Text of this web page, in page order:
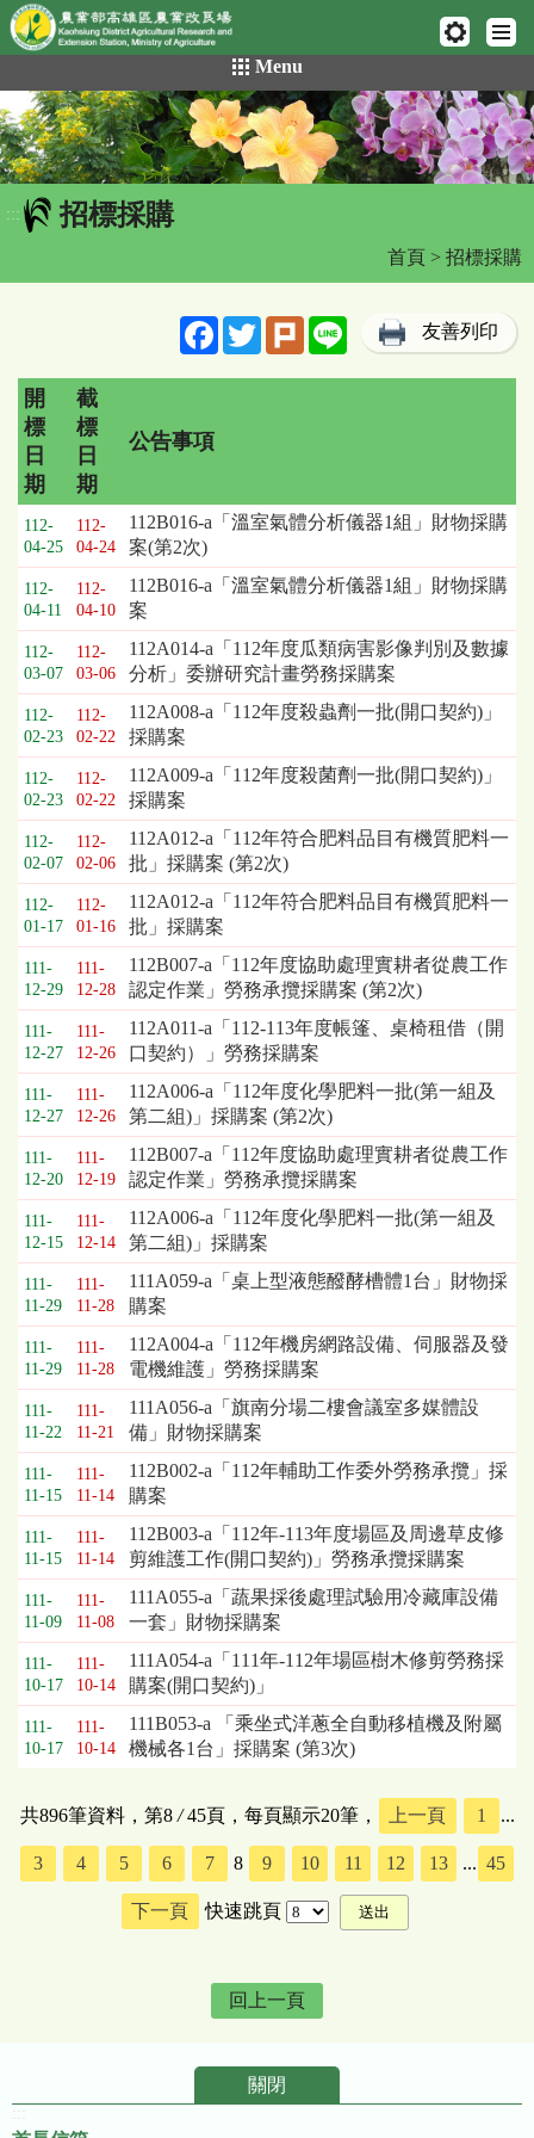
網頁置頂
到
主
要
內
容
區
Menu
::: 招標採購
首頁 > 招標採購
FacebookTwitterPlurk Line 友善列印
招
標
採
購
列
欄
位
依
序
開
標
日
期、
截
標
期、
公
告
事
開
標
日
期
截
標
日
期
公告事項
112-
04-25
112-
04-24
112B016-a「溫室氣體分析儀器1組」財物採購
案(第2次)
112-
04-11
112-
04-10
112B016-a「溫室氣體分析儀器1組」財物採購
案
112-
03-07
112-
03-06
112A014-a「112年度瓜類病害影像判別及數據
分析」委辦研究計畫勞務採購案
112-
02-23
112-
02-22
112A008-a「112年度殺蟲劑一批(開口契約)」
採購案
112-
02-23
112-
02-22
112A009-a「112年度殺菌劑一批(開口契約)」
採購案
112-
02-07
112-
02-06
112A012-a「112年符合肥料品目有機質肥料一
批」採購案 (第2次)
112-
01-17
112-
01-16
112A012-a「112年符合肥料品目有機質肥料一
批」採購案
111-
12-29
111-
12-28
112B007-a「112年度協助處理實耕者從農工作
認定作業」勞務承攬採購案 (第2次)
111-
12-27
111-
12-26
112A011-a「112-113年度帳篷、桌椅租借（開
口契約）」勞務採購案
111-
12-27
111-
12-26
112A006-a「112年度化學肥料一批(第一組及
第二組)」採購案 (第2次)
111-
12-20
111-
12-19
112B007-a「112年度協助處理實耕者從農工作
認定作業」勞務承攬採購案
111-
12-15
111-
12-14
112A006-a「112年度化學肥料一批(第一組及
第二組)」採購案
111-
11-29
111-
11-28
111A059-a「桌上型液態醱酵槽體1台」財物採
購案
111-
11-29
111-
11-28
112A004-a「112年機房網路設備、伺服器及發
電機維護」勞務採購案
111-
11-22
111-
11-21
111A056-a「旗南分場二樓會議室多媒體設
備」財物採購案
111-
11-15
111-
11-14
112B002-a「112年輔助工作委外勞務承攬」採
購案
111-
11-15
111-
11-14
112B003-a「112年-113年度場區及周邊草皮修
剪維護工作(開口契約)」勞務承攬採購案
111-
11-09
111-
11-08
111A055-a「蔬果採後處理試驗用冷藏庫設備
一套」財物採購案
111-
10-17
111-
10-14
111A054-a「111年-112年場區樹木修剪勞務採
購案(開口契約)」
111-
10-17
111-
10-14
111B053-a 「乘坐式洋蔥全自動移植機及附屬
機械各1台」採購案 (第3次)
共896筆資料，第8/45頁，每頁顯示20筆， 上一頁 1 ...
3 4 5 6 7 8 9 10 11 12 13 ... 45
下一頁 快速跳頁
回上一頁
關閉